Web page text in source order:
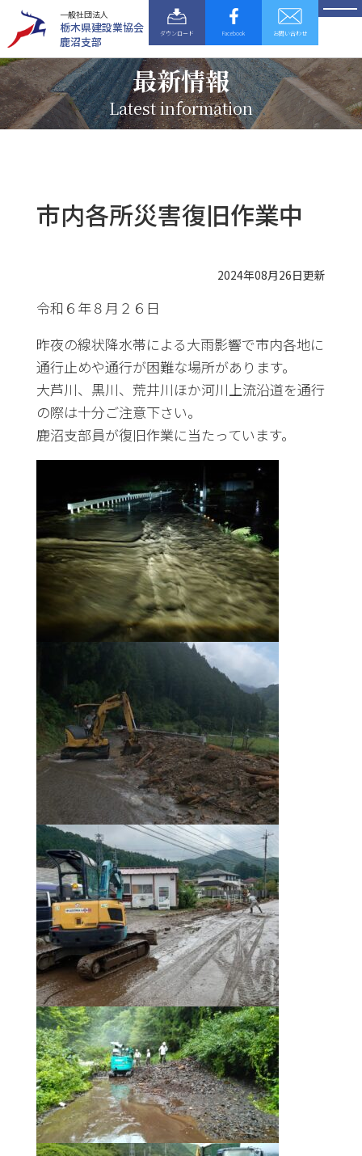
一般社団法人
栃木県建設業協会
鹿沼支部
ダウンロード Facebook お問い合わせ
最新情報
Latest information
市内各所災害復旧作業中
2024年08月26日更新
令和６年８月２６日
昨夜の線状降水帯による大雨影響で市内各地に
通行止めや通行が困難な場所があります。
大芦川、黒川、荒井川ほか河川上流沿道を通行
の際は十分ご注意下さい。
鹿沼支部員が復旧作業に当たっています。